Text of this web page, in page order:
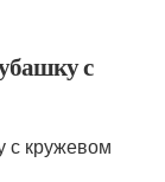
с
с кружевом